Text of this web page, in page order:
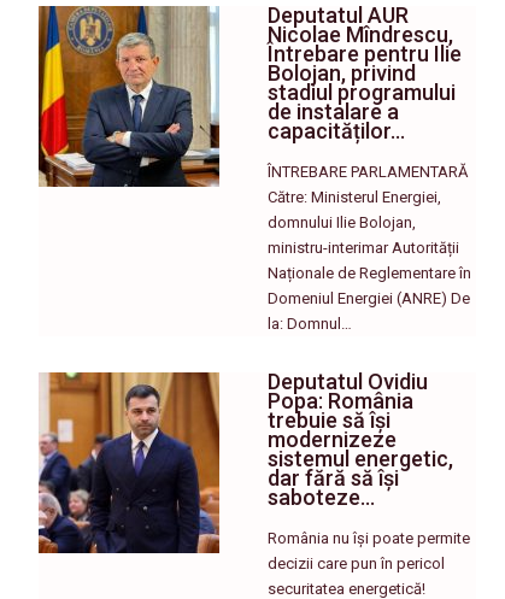
Deputatul AUR
Nicolae Mîndrescu,
Întrebare pentru Ilie
Bolojan, privind
stadiul programului
de instalare a
capacităților…
ÎNTREBARE PARLAMENTARĂ
Către: Ministerul Energiei,
domnului Ilie Bolojan,
ministru-interimar Autorității
Naționale de Reglementare în
Domeniul Energiei (ANRE) De
la: Domnul…
Deputatul Ovidiu
Popa: România
trebuie să își
modernizeze
sistemul energetic,
dar fără să își
saboteze…
România nu își poate permite
decizii care pun în pericol
securitatea energetică!